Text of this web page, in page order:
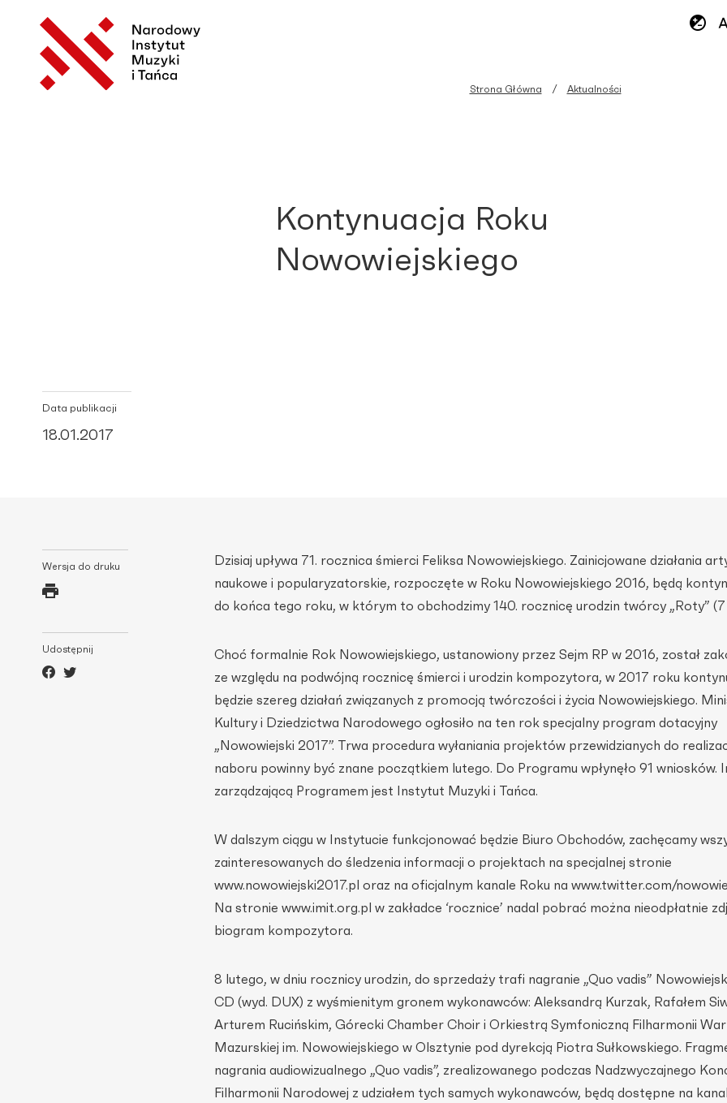
Strona Główna Aktualności
Kontynuacja Roku
Nowowiejskiego
Data publikacji
18.01.2017
Wersja do druku
Udostępnij
Dzisiaj upływa 71. rocznica śmierci Feliksa Nowowiejskiego. Zainicjowane działania
naukowe i popularyzatorskie, rozpoczęte w Roku Nowowiejskiego 2016, będą
do końca tego roku, w którym to obchodzimy 140. rocznicę urodzin twórcy „Roty” (7
Choć formalnie Rok Nowowiejskiego, ustanowiony przez Sejm RP w 2016, został
ze względu na podwójną rocznicę śmierci i urodzin kompozytora, w 2017 roku
będzie szereg działań związanych z promocją twórczości i życia Nowowiejskiego.
Kultury i Dziedzictwa Narodowego ogłosiło na ten rok specjalny program dotacyjny
„Nowowiejski 2017”. Trwa procedura wyłaniania projektów przewidzianych do
naboru powinny być znane początkiem lutego. Do Programu wpłynęło 91 wniosków.
zarządzającą Programem jest Instytut Muzyki i Tańca.
W dalszym ciągu w Instytucie funkcjonować będzie Biuro Obchodów, zachęcamy
zainteresowanych do śledzenia informacji o projektach na specjalnej stronie
www.nowowiejski2017.pl oraz na oficjalnym kanale Roku na www.twitter.com/
Na stronie www.imit.org.pl w zakładce ‘rocznice’ nadal pobrać można nieodpłatnie
biogram kompozytora.
8 lutego, w dniu rocznicy urodzin, do sprzedaży trafi nagranie „Quo vadis”
CD (wyd. DUX) z wyśmienitym gronem wykonawców: Aleksandrą Kurzak, Rafałem
Arturem Rucińskim, Górecki Chamber Choir i Orkiestrą Symfoniczną Filharmonii
Mazurskiej im. Nowowiejskiego w Olsztynie pod dyrekcją Piotra Sułkowskiego.
nagrania audiowizualnego „Quo vadis”, zrealizowanego podczas Nadzwyczajnego
Filharmonii Narodowej z udziałem tych samych wykonawców, będą dostępne na